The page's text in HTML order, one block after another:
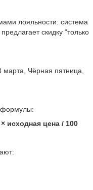
лояльности: система
скидку “только
Чёрная пятница,
формулы:
исходная цена / 100